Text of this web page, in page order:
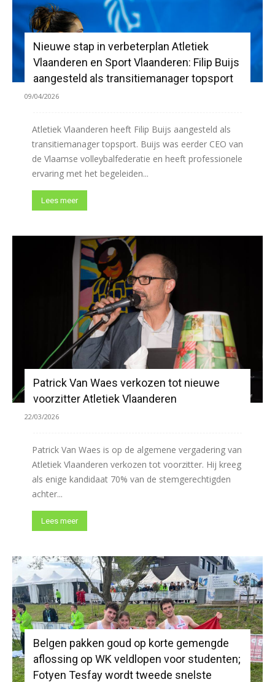
Nieuwe stap in verbeterplan Atletiek
Vlaanderen en Sport Vlaanderen: Filip Buijs
aangesteld als transitiemanager topsport
09/04/2026
Atletiek Vlaanderen heeft Filip Buijs aangesteld als
transitiemanager topsport. Buijs was eerder CEO van
de Vlaamse volleybalfederatie en heeft professionele
ervaring met het begeleiden...
Lees meer
Patrick Van Waes verkozen tot nieuwe
voorzitter Atletiek Vlaanderen
22/03/2026
Patrick Van Waes is op de algemene vergadering van
Atletiek Vlaanderen verkozen tot voorzitter. Hij kreeg
als enige kandidaat 70% van de stemgerechtigden
achter...
Lees meer
Belgen pakken goud op korte gemengde
aflossing op WK veldlopen voor studenten;
Fotyen Tesfay wordt tweede snelste